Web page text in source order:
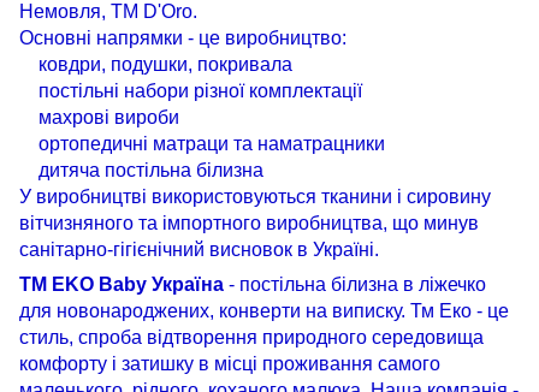
Немовля, ТМ D'Oro.
Основні напрямки - це виробництво:
ковдри, подушки, покривала
постільні набори різної комплектації
махрові вироби
ортопедичні матраци та наматрацники
дитяча постільна білизна
У виробництві використовуються тканини і сировину
вітчизняного та імпортного виробництва, що минув
санітарно-гігієнічний висновок в Україні.
ТМ EKO Baby Україна - постільна білизна в ліжечко
для новонароджених, конверти на виписку. Тм Еко - це
стиль, спроба відтворення природного середовища
комфорту і затишку в місці проживання самого